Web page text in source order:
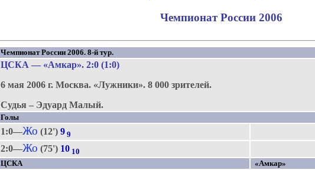
Чемпионат России 2006
Чемпионат России 2006. 8-й тур.
ЦСКА — «Амкар». 2:0 (1:0)
6 мая 2006 г.Москва. «Лужники».8 000 зрителей.
Судья – Эдуард Малый.
Голы
1:0—Жо (12')9 9
2:0—Жо (75') 10 10
ЦСКА
«Амкар»